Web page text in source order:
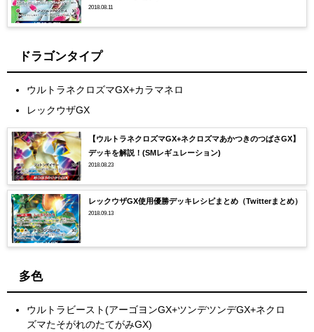
2018.08.11
ドラゴンタイプ
ウルトラネクロズマGX+カラマネロ
レックウザGX
【ウルトラネクロズマGX+ネクロズマあかつきのつばさGX】
デッキを解説！(SMレギュレーション)
2018.08.23
レックウザGX使用優勝デッキレシピまとめ（Twitterまとめ）
2018.09.13
多色
ウルトラビースト(アーゴヨンGX+ツンデツンデGX+ネクロ
ズマたそがれのたてがみGX)